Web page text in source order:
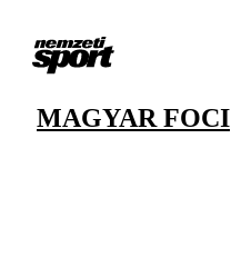
MAGYAR FOCI